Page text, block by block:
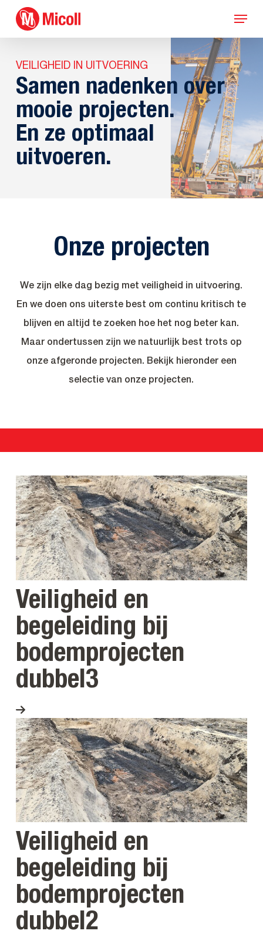
content
Menu
VEILIGHEID IN UITVOERING
Samen nadenken over
mooie projecten.
En ze optimaal
uitvoeren.
Onze projecten
We zijn elke dag bezig met veiligheid in uitvoering.
En we doen ons uiterste best om continu kritisch te
blijven en altijd te zoeken hoe het nog beter kan.
Maar ondertussen zijn we natuurlijk best trots op
onze afgeronde projecten. Bekijk hieronder een
selectie van onze projecten.
Veiligheid en
begeleiding bij
bodemprojecten
dubbel3
Bekijk project
Veiligheid en
begeleiding bij
bodemprojecten
dubbel2